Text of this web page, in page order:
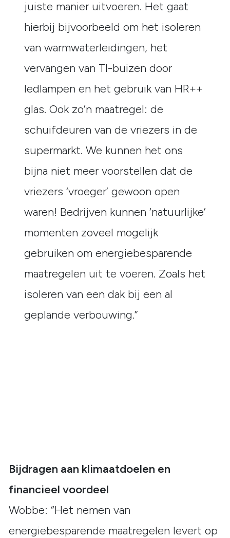
juiste manier uitvoeren. Het gaat
hierbij bijvoorbeeld om het isoleren
van warmwaterleidingen, het
vervangen van Tl-buizen door
ledlampen en het gebruik van HR++
glas. Ook zo’n maatregel: de
schuifdeuren van de vriezers in de
supermarkt. We kunnen het ons
bijna niet meer voorstellen dat de
vriezers ‘vroeger’ gewoon open
waren! Bedrijven kunnen ‘natuurlijke’
momenten zoveel mogelijk
gebruiken om energiebesparende
maatregelen uit te voeren. Zoals het
isoleren van een dak bij een al
geplande verbouwing.”
Bijdragen aan klimaatdoelen en
financieel voordeel
Wobbe: “Het nemen van
energiebesparende maatregelen levert op